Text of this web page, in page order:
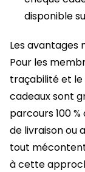
disponible
Les avantages
Pour les
traçabilité et le
cadeaux sont
parcours 100 %
de livraison ou
tout
à cette